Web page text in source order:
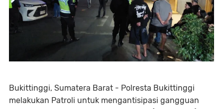
Bukittinggi, Sumatera Barat - Polresta Bukittinggi
melakukan Patroli untuk mengantisipasi gangguan